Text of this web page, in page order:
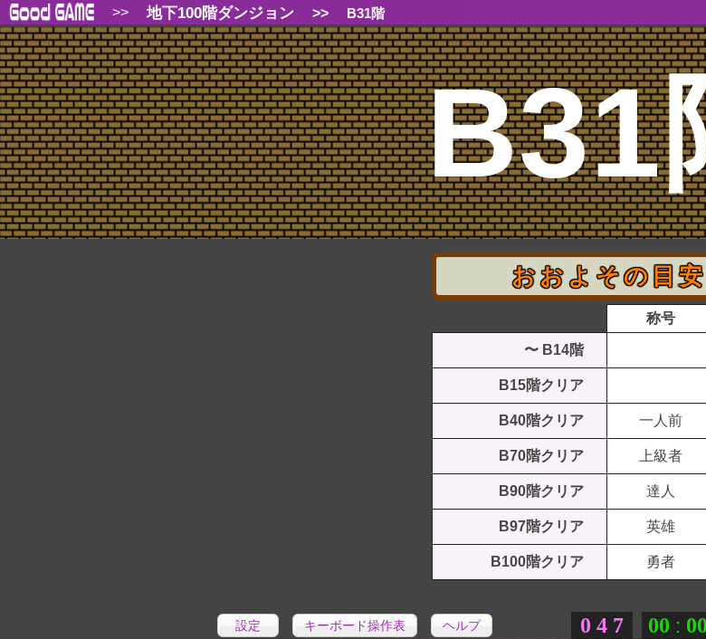
>> 地下100階ダンジョン >> B31階
B31
おおよその目安
称号
〜 B14階
B15階クリア
B40階クリア 一人前
B70階クリア 上級者
B90階クリア 達人
B97階クリア 英雄
B100階クリア 勇者
設定 キーボード操作表 ヘルプ 0 4 7 00 : 00